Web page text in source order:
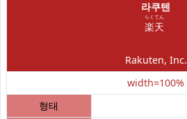
라쿠텐
楽天
らくてん
Rakuten, Inc.
width=100%
형태